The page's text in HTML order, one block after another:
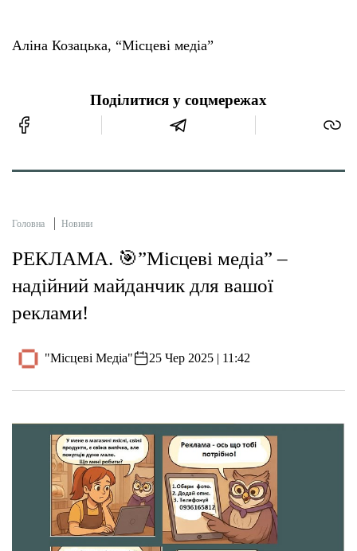
Аліна Козацька, “Місцеві медіа”
Поділитися у соцмережах
Головна Новини
РЕКЛАМА. 🎯”Місцеві медіа” –
надійний майданчик для вашої
реклами!
"Місцеві Медіа" 25 Чер 2025 | 11:42